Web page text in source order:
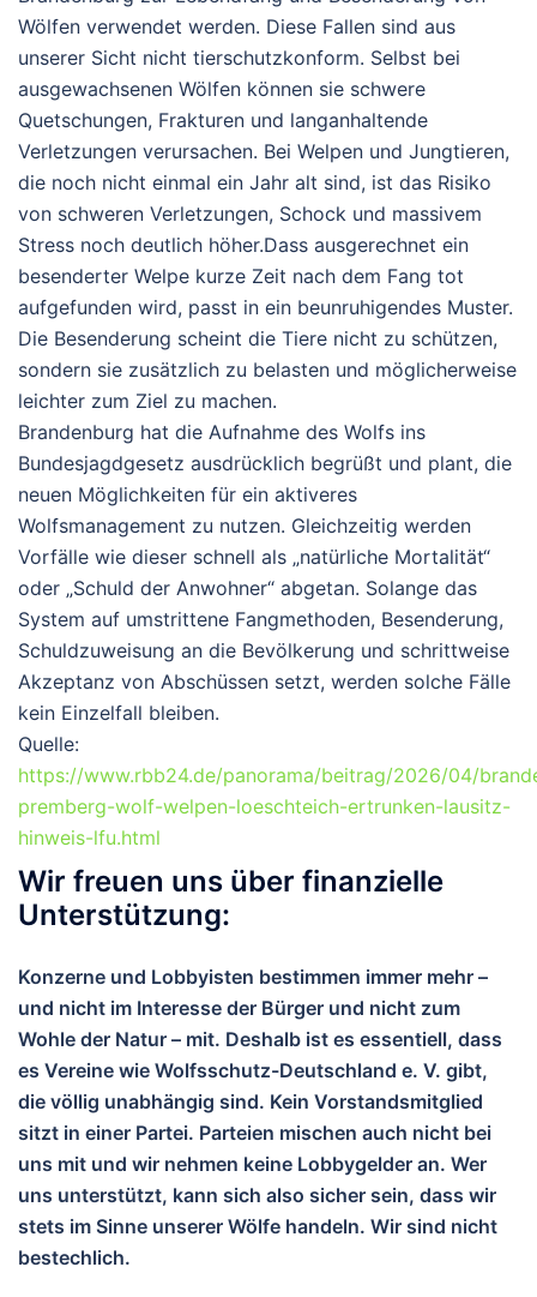
Wölfen verwendet werden. Diese Fallen sind aus
unserer Sicht nicht tierschutzkonform. Selbst bei
ausgewachsenen Wölfen können sie schwere
Quetschungen, Frakturen und langanhaltende
Verletzungen verursachen. Bei Welpen und Jungtieren,
die noch nicht einmal ein Jahr alt sind, ist das Risiko
von schweren Verletzungen, Schock und massivem
Stress noch deutlich höher.Dass ausgerechnet ein
besenderter Welpe kurze Zeit nach dem Fang tot
aufgefunden wird, passt in ein beunruhigendes Muster.
Die Besenderung scheint die Tiere nicht zu schützen,
sondern sie zusätzlich zu belasten und möglicherweise
leichter zum Ziel zu machen.
Brandenburg hat die Aufnahme des Wolfs ins
Bundesjagdgesetz ausdrücklich begrüßt und plant, die
neuen Möglichkeiten für ein aktiveres
Wolfsmanagement zu nutzen. Gleichzeitig werden
Vorfälle wie dieser schnell als „natürliche Mortalität“
oder „Schuld der Anwohner“ abgetan. Solange das
System auf umstrittene Fangmethoden, Besenderung,
Schuldzuweisung an die Bevölkerung und schrittweise
Akzeptanz von Abschüssen setzt, werden solche Fälle
kein Einzelfall bleiben.
Quelle:
https://www.rbb24.de/panorama/beitrag/2026/04/
premberg-wolf-welpen-loeschteich-ertrunken-lausitz-
hinweis-lfu.html
Wir freuen uns über finanzielle
Unterstützung:
Konzerne und Lobbyisten bestimmen immer mehr –
und nicht im Interesse der Bürger und nicht zum
Wohle der Natur – mit. Deshalb ist es essentiell, dass
es Vereine wie Wolfsschutz-Deutschland e. V. gibt,
die völlig unabhängig sind. Kein Vorstandsmitglied
sitzt in einer Partei. Parteien mischen auch nicht bei
uns mit und wir nehmen keine Lobbygelder an. Wer
uns unterstützt, kann sich also sicher sein, dass wir
stets im Sinne unserer Wölfe handeln. Wir sind nicht
bestechlich.